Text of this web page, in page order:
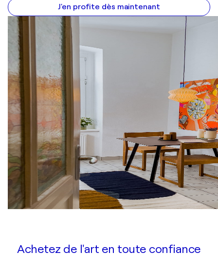
J'en profite dès maintenant
Achetez de l'art en toute confiance